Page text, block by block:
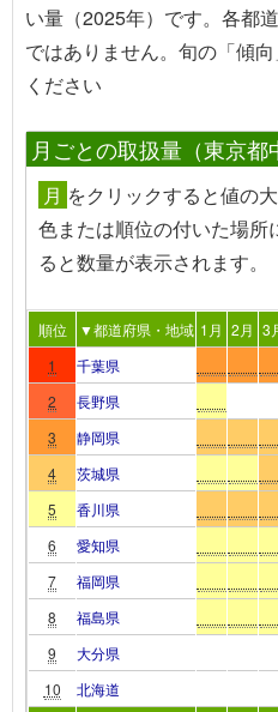
い量（2025年）です。各都
ではありません。旬の「傾
ください
月ごとの取扱量（東京
月 をクリックすると値の
色または順位の付いた場所
ると数量が表示されます。
順位 ▼都道府県・地域 1月 2月 3
1
千葉県
2
長野県
3
静岡県
4
茨城県
5
香川県
6
愛知県
7
福岡県
8
福島県
9
大分県
10
北海道